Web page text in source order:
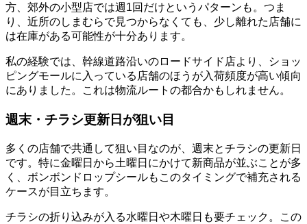
方、郊外の小型店では週1回だけというパターンも。つま
り、近所のしまむらで見つからなくても、少し離れた店舗に
は在庫がある可能性が十分あります。
私の経験では、幹線道路沿いのロードサイド店より、ショッ
ピングモールに入っている店舗のほうが入荷頻度が高い傾向
にありました。これは物流ルートの都合かもしれません。
週末・チラシ更新日が狙い目
多くの店舗で共通して狙い目なのが、週末とチラシの更新日
です。特に金曜日から土曜日にかけて新商品が並ぶことが多
く、ボンボンドロップシールもこのタイミングで補充される
ケースが目立ちます。
チラシの折り込みが入る水曜日や木曜日も要チェック。この